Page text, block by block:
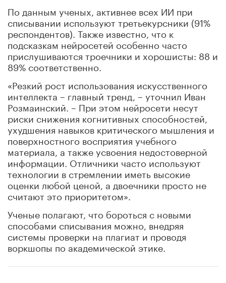
По данным ученых, активнее всех ИИ при
списывании используют третьекурсники (91%
респондентов). Также известно, что к
подсказкам нейросетей особенно часто
прислушиваются троечники и хорошисты: 88 и
89% соответственно.
«Резкий рост использования искусственного
интеллекта – главный тренд, – уточнил Иван
Розмаинский. – При этом нейросети несут
риски снижения когнитивных способностей,
ухудшения навыков критического мышления и
поверхностного восприятия учебного
материала, а также усвоения недостоверной
информации. Отличники часто используют
технологии в стремлении иметь высокие
оценки любой ценой, а двоечники просто не
считают это приоритетом».
Ученые полагают, что бороться с новыми
способами списывания можно, внедряя
системы проверки на плагиат и проводя
воркшопы по академической этике.